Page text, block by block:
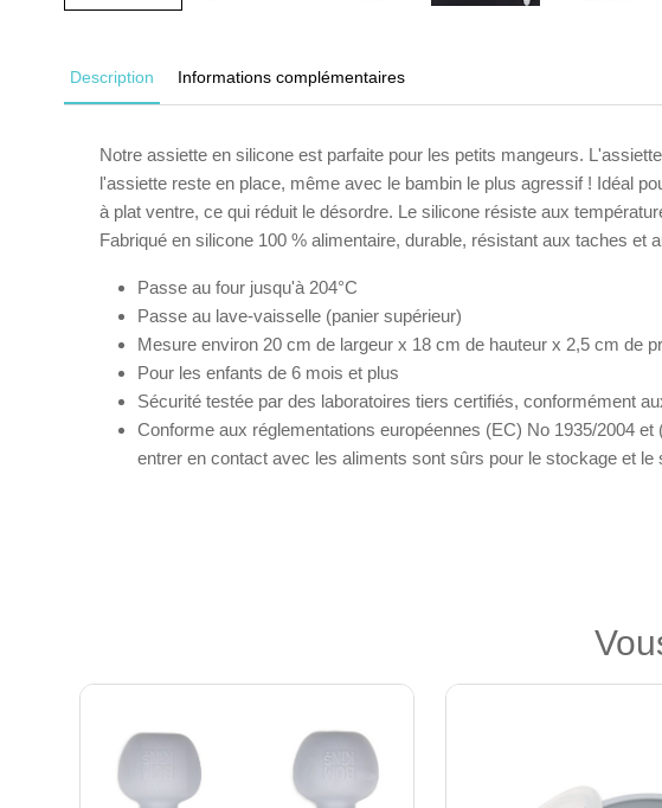
Description Informations complémentaires
Notre assiette en silicone est parfaite pour les petits mangeurs.
l'assiette reste en place, même avec le bambin le plus agressif ! Idéal
à plat ventre, ce qui réduit le désordre. Le silicone résiste aux
Fabriqué en silicone 100 % alimentaire, durable, résistant aux taches et
Passe au four jusqu'à 204°C
Passe au lave-vaisselle (panier supérieur)
Mesure environ 20 cm de largeur x 18 cm de hauteur x 2,5 cm de
Pour les enfants de 6 mois et plus
Sécurité testée par des laboratoires tiers certifiés, conformément
Conforme aux réglementations européennes (EC) No 1935/2004
entrer en contact avec les aliments sont sûrs pour le stockage et le